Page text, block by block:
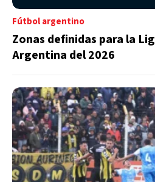
Fútbol argentino
Zonas definidas para la
Argentina del 2026